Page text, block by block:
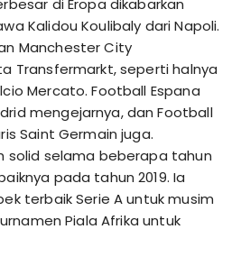
di Eropa dikabarkan
Kalidou Koulibaly dari Napoli.
Manchester City
Transfermarkt, seperti halnya
Mercato. Football Espana
mengejarnya, dan Football
Saint Germain juga.
solid selama beberapa tahun
pada tahun 2019. Ia
terbaik Serie A untuk musim
Piala Afrika untuk